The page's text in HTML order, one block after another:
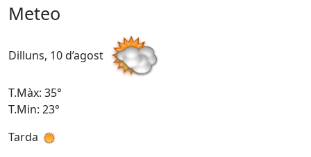
Meteo
Dilluns, 10 d’agost
T.Màx: 35°
T.Min: 23°
Tarda